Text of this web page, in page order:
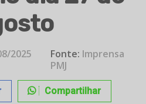
2025
Fonte: Imprensa
PMJ
Compartilhar